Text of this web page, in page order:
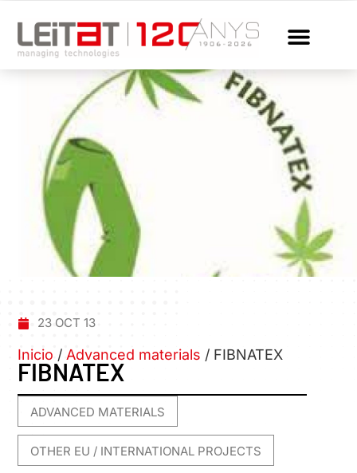
23 OCT 13
Inicio / Advanced materials / FIBNATEX
FIBNATEX
ADVANCED MATERIALS
OTHER EU / INTERNATIONAL PROJECTS